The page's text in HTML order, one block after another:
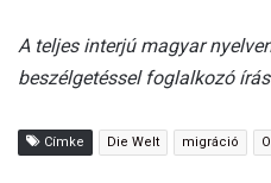
A teljes interjú magyar
beszélgetéssel foglalkozó
Címke Die Welt migráció